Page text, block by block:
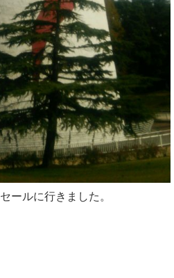
ールに行きました。